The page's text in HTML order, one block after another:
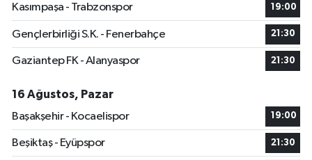
Kasımpaşa - Trabzonspor 19:00
Gençlerbirliği S.K. - Fenerbahçe 21:30
Gaziantep FK - Alanyaspor 21:30
16 Ağustos, Pazar
Başakşehir - Kocaelispor
19:00
Beşiktaş - Eyüpspor 21:30